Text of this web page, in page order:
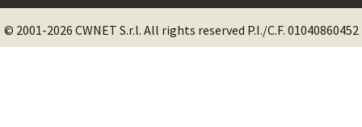
© 2001-2026 CWNET S.r.l. All rights reserved P.I./C.F. 01040860452